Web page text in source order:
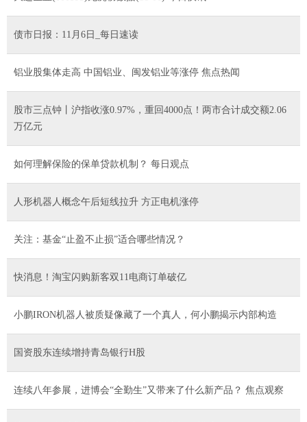
债市日报：11月6日_每日速读
铝业股集体走高 中国铝业、闽发铝业等涨停 焦点热闻
股市三点钟丨沪指收涨0.97%，重回4000点！两市合计成交额2.06
万亿元
如何理解保险的保单贷款机制？ 每日观点
人形机器人概念午后短线拉升 方正电机涨停
关注：基金“止盈不止损”适合哪些情况？
快消息！淘宝闪购新客双11电商订单破亿
小鹏IRON机器人被质疑像藏了一个真人，何小鹏揭示内部构造
国资股东连续增持青岛银行H股
连续八年参展，进博会“全勤生”又带来了什么新产品？ 焦点观察